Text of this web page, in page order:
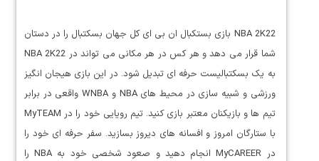
NBA 2K22 بازی بستکبال ان بی ای کل جهان بسکتبال را در دستان
شما قرار می دهد و هر کس در هر مکانی می تواند در NBA 2K22
به یک بسکتبالیست حرفه ای تبدیل شود. در این بازی هیجان انگیز
ورزشی و شبیه سازی در محیط های NBA و WNBA واقعی در برابر
تیم ها و بازیکنان معتبر بازی کنید. تیم رویایی خود را در MyTEAM
با ستارگان امروز و افسانه های دیروز بسازید. سفر حرفه ای خود را
در MyCAREER انجام دهید و صعود شخصی خود به NBA را